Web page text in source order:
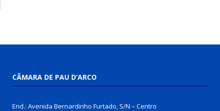
CÂMARA DE PAU D’ARCO
End.: Avenida Bernardinho Furtado, S/N – Centro